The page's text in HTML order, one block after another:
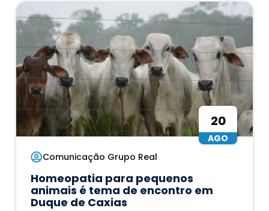
20
AGO
Comunicação Grupo Real
Homeopatia para pequenos
animais é tema de encontro em
Duque de Caxias